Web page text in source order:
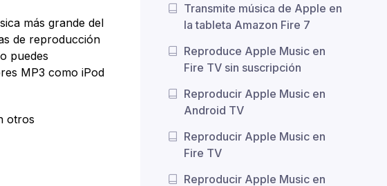
más grande del
de reproducción
puedes
MP3 como iPod
otros
Transmite música de Apple en
la tableta Amazon Fire 7
Reproduce Apple Music en
Fire TV sin suscripción
Reproducir Apple Music en
Android TV
Reproducir Apple Music en
Fire TV
Reproducir Apple Music en